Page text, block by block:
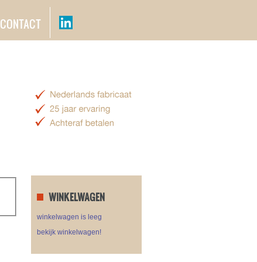
CONTACT
WINKELWAGEN
winkelwagen is leeg
bekijk winkelwagen!